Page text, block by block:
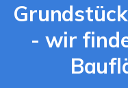
- wir